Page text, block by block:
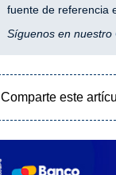
fuente de referencia
Síguenos en nuestro
Comparte este